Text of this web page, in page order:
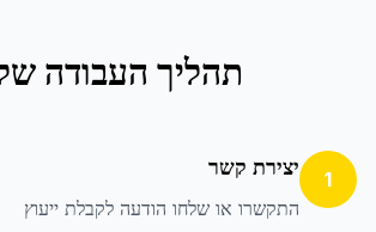
תהליך העבודה
1 יצירת קשר
התקשרו או שלחו הודעה לקבלת ייעוץ